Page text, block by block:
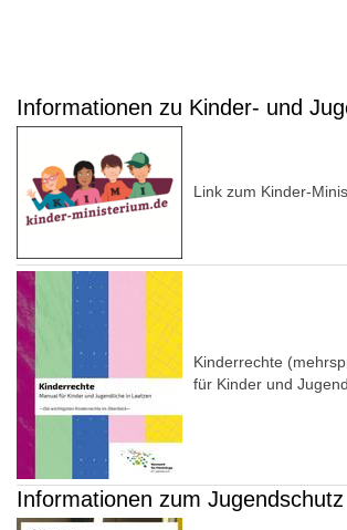
Informationen zu Kinder- und
Link zum Kinder-
Kinderrechte
für Kinder und
Informationen zum Jugendschutz